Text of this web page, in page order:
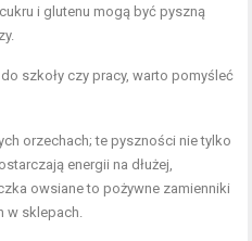
i glutenu mogą być pyszną
szkoły czy pracy, warto pomyśleć
orzechach; te pyszności nie tylko
energii na dłużej,
owsiane to pożywne zamienniki
w sklepach.